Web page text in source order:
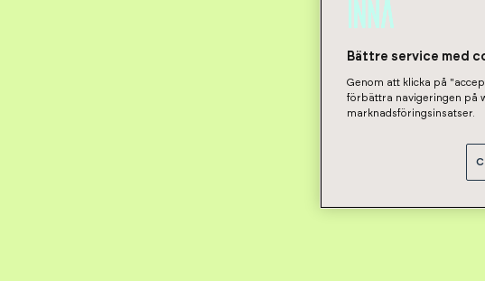
Bättre service med
Genom att klicka på
förbättra navigeringen på
marknadsföringsinsatser.